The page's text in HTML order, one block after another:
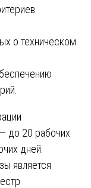
о техническом
до 20 рабочих
дней.
является